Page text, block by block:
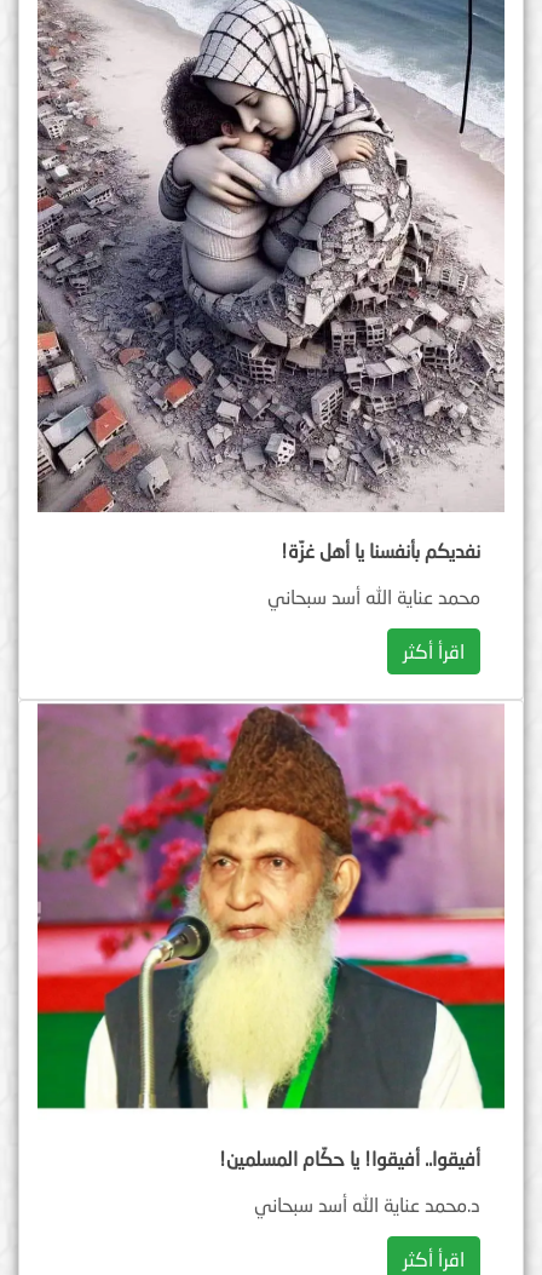
نفديكم بأنفسنا يا أهل غزّة!
محمد عناية الله أسد سبحاني
اقرأ أكثر
أفيقوا.. أفيقوا! يا حكّام المسلمين!
د.محمد عناية الله أسد سبحاني
اقرأ أكثر